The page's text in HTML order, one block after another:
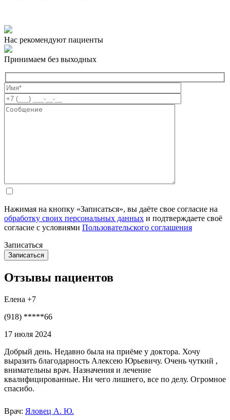
Нас рекомендуют пациенты
Принимаем без выходных
Нажимая на кнопку «Записаться», вы даёте свое согласие на
обработку своих персональных данных и подтверждаете своё
согласие с условиями Пользовательского соглашения
Записаться
Отзывы пациентов
Елена +7
(918) *****66
17 июля 2024
Добрый день. Недавно была на приёме у доктора. Хочу
выразить благодарность Алексею Юрьевичу. Очень чуткий ,
внимательны врач. Назначения и лечение
квалифицированные. Ни чего лишнего, все по делу. Огромное
спасибо.
Врач: Яловец А. Ю.